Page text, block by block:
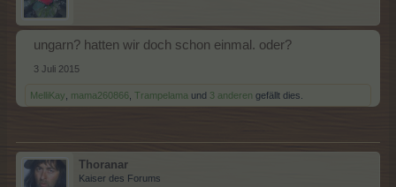
ungarn? hatten wir doch schon einmal. oder?
3 Juli 2015
MelliKay mama260866 Trampelama und 3 anderen gefällt dies.
Thoranar
Kaiser des Forums